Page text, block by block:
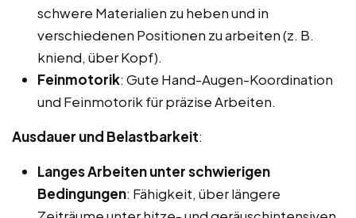
schwere Materialien zu heben und in
verschiedenen Positionen zu arbeiten (z. B.
kniend, über Kopf).
Feinmotorik: Gute Hand-Augen-Koordination
und Feinmotorik für präzise Arbeiten.
Ausdauer und Belastbarkeit:
Langes Arbeiten unter schwierigen
Bedingungen: Fähigkeit, über längere